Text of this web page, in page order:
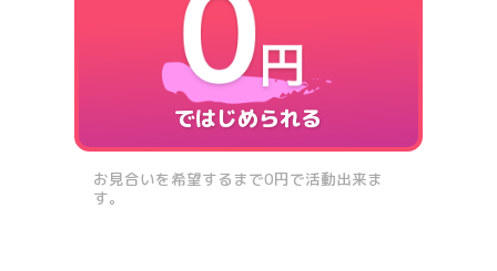
ではじめられる
お見合いを希望するまで0円で活動出来ま
す。